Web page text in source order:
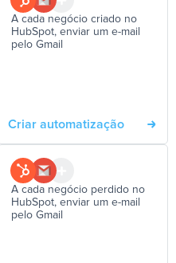
A cada negócio criado no
HubSpot, enviar um e-mail
pelo Gmail
Criar automatização
A cada negócio perdido no
HubSpot, enviar um e-mail
pelo Gmail